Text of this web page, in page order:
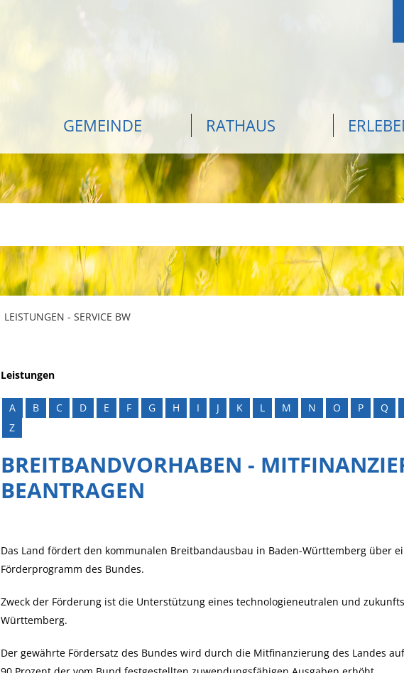
GEMEINDE RATHAUS
LEISTUNGEN - SERVICE BW
Leistungen
A B C D E F G H I J K L M N O P Q
Z
BREITBANDVORHABEN -
BEANTRAGEN
Das Land fördert den kommunalen Breitbandausbau in Baden-Württemberg über
Förderprogramm des Bundes.
Zweck der Förderung ist die Unterstützung eines technologieneutralen und
Württemberg.
Der gewährte Fördersatz des Bundes wird durch die Mitfinanzierung des Landes